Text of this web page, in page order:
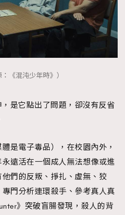
：《混沌少年時》）
是它點出了問題，卻沒有反省
是電子毒品），在校園內外，
遠活在一個成人無法想像或進
們的反叛、掙扎、虛無、狡
門分析連環殺手、參考真人真
》突破盲腸發現，殺人的背